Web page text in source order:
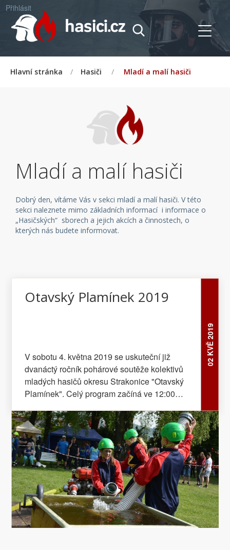
Přihlásit
Hlavní stránka / Hasiči / Mladí a malí hasiči
Mladí a malí hasiči
Dobrý den, vítáme Vás v sekci mladí a malí hasiči. V této
sekci naleznete mimo základních informací i informace o
„Hasičských“ sborech a jejich akcích a činnostech, o
kterých nás budete informovat.
02 KVĚ 2019
Otavský Plamínek 2019
V sobotu 4. května 2019 se uskuteční již
dvanáctý ročník pohárové soutěže kolektivů
mladých hasičů okresu Strakonice "Otavský
Plamínek". Celý program začíná ve 12:00
Křemelce ve Strakonicích.